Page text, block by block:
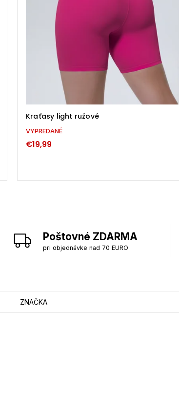
Kraťasy light ružové
VYPREDANÉ
€19,99
Poštovné ZDARMA
pri objednávke nad 70 EURO
ZNAČKA